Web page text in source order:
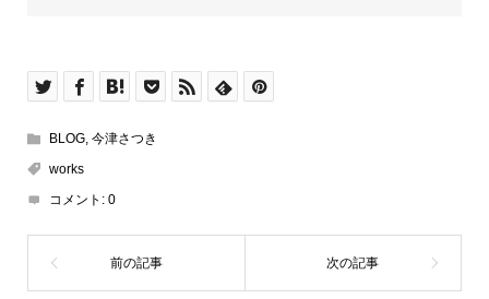
BLOG, 今津さつき
works
コメント: 0